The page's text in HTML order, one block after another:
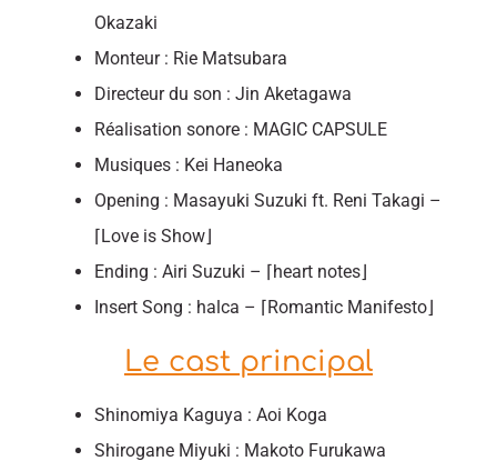
Okazaki
Monteur : Rie Matsubara
Directeur du son : Jin Aketagawa
Réalisation sonore : MAGIC CAPSULE
Musiques : Kei Haneoka
Opening : Masayuki Suzuki ft. Reni Takagi –
⌈Love is Show⌋
Ending : Airi Suzuki – ⌈heart notes⌋
Insert Song : halca – ⌈Romantic Manifesto⌋
Le cast principal
Shinomiya Kaguya : Aoi Koga
Shirogane Miyuki : Makoto Furukawa